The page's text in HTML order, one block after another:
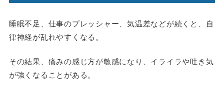
睡眠不足、仕事のプレッシャー、気温差などが続くと、自
律神経が乱れやすくなる。
その結果、痛みの感じ方が敏感になり、イライラや吐き気
が強くなることがある。